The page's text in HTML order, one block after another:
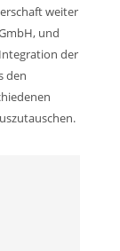
weiter
und
der
den